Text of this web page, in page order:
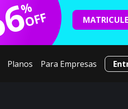
%
OFF
Planos Para Empresas